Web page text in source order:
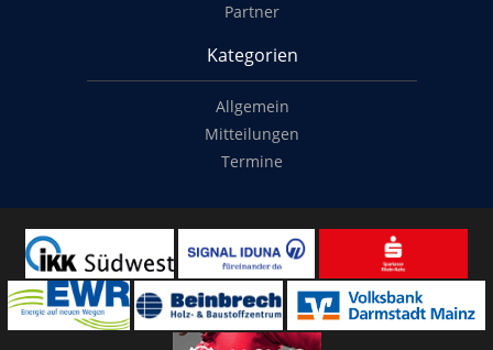
Partner
Kategorien
Allgemein
Mitteilungen
Termine
© 2014-2022 Classymade GmbH. Alle Rechte vorbehalten.